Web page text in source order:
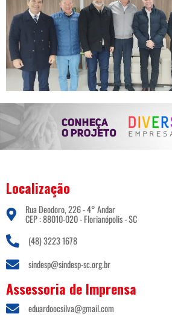
Localização
Rua Deodoro, 226 - 4° Andar
CEP : 88010-020 - Florianópolis - SC
(48) 3223 1678
sindesp@sindesp-sc.org.br
Assessoria de Imprensa
eduardoocsilva@gmail.com